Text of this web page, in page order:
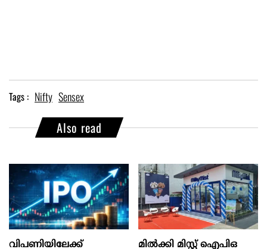
Tags : Nifty Sensex
Also read
വിപണിയിലേക്ക്
മില്‍ക്കി മിസ്റ്റ്‌ ഐപിഒ